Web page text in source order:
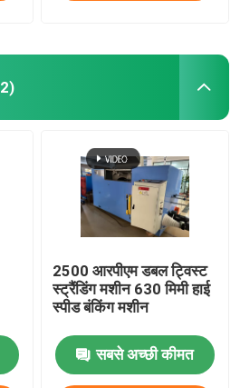
2500 आरपीएम डबल ट्विस्ट
स्ट्रैंडिंग मशीन 630 मिमी हाई
स्पीड बंकिंग मशीन
सबसे अच्छी कीमत